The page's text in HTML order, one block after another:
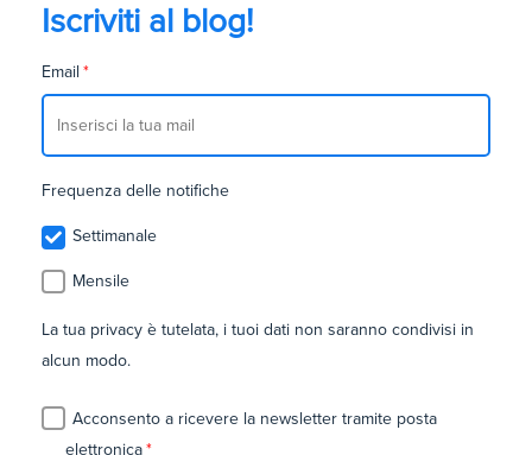
Iscriviti al blog!
Email *
Frequenza delle notifiche
Settimanale
Mensile
La tua privacy è tutelata, i tuoi dati non saranno condivisi in
alcun modo.
Acconsento a ricevere la newsletter tramite posta
elettronica*